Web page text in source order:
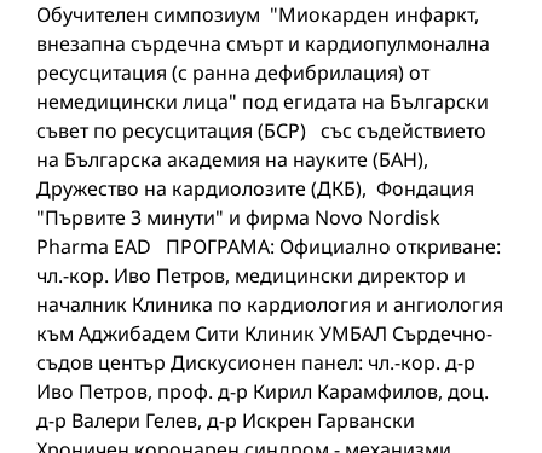
Обучителен симпозиум "Миокарден инфаркт,
внезапна сърдечна смърт и кардиопулмонална
ресусцитация (с ранна дефибрилация) от
немедицински лица" под егидата на Български
съвет по ресусцитация (БСР) със съдействието
на Българска академия на науките (БАН),
Дружество на кардиолозите (ДКБ), Фондация
"Първите 3 минути" и фирма Novo Nordisk
Pharma EAD ПРОГРАМА: Официално откриване:
чл.-кор. Иво Петров, медицински директор и
началник Клиника по кардиология и ангиология
към Аджибадем Сити Клиник УМБАЛ Сърдечно-
съдов център Дискусионен панел: чл.-кор. д-р
Иво Петров, проф. д-р Кирил Карамфилов, доц.
д-р Валери Гелев, д-р Искрен Гарвански